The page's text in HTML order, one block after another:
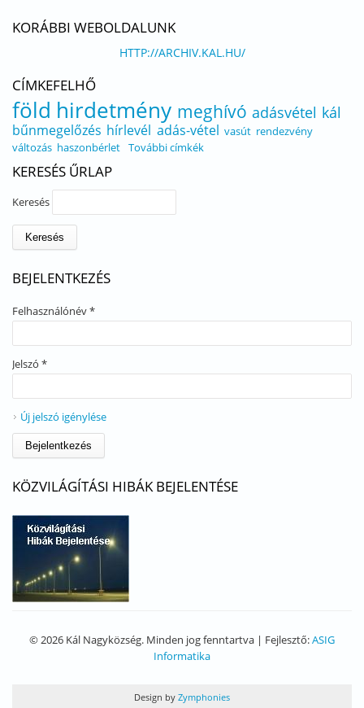
KORÁBBI WEBOLDALUNK
HTTP://ARCHIV.KAL.HU/
CÍMKEFELHŐ
föld hirdetmény meghívó adásvétel kál
bűnmegelőzés hírlevél adás-vétel vasút rendezvény
változás haszonbérlet További címkék
KERESÉS ŰRLAP
Keresés
BEJELENTKEZÉS
Felhasználónév*
Jelszó *
Új jelszó igénylése
KÖZVILÁGÍTÁSI HIBÁK BEJELENTÉSE
© 2026 Kál Nagyközség. Minden jog fenntartva | Fejlesztő:ASIG
Informatika
Design by Zymphonies